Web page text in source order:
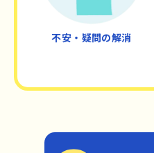
不安・疑問の解消